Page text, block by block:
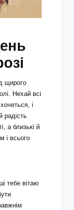
щирого
Нехай всі
і
радість
а близькі й
і всього
тебе вітаю